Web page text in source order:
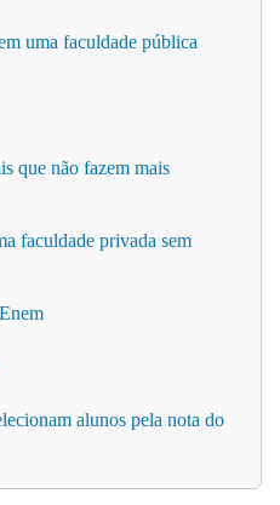
uma faculdade pública
que não fazem mais
faculdade privada sem
alunos pela nota do